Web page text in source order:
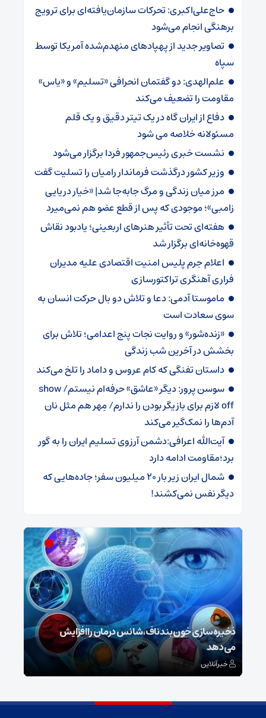
حاج‌علی‌اکبری: تحرکات سازمان‌یافته‌ای برای ترویج
برهنگی انجام می‌شود
تصاویر جدید از پهپادهای منهدم‌شده آمریکا توسط
سپاه
علم‌الهدی: دو گفتمان انحرافی «تسلیم» و «یاس»
مقاومت را تضعیف می‌کند
دفاع از ایران گاه در یک تیتر دقیق و یک قلم
مسئولانه خلاصه می شود
نشست خبری رئیس‌جمهور فردا برگزار می‌شود
وزیر کشور درگذشت فرماندار رامیان را تسلیت گفت
مرز میان زندگی و مرگ جابه‌جا شد| «خیار دریایی
زامبی»؛ موجودی که پس از قطع عضو هم نمی‌میرد
هفته‌ای تحت تأثیر هنرهای اربعینی؛ یادبود نقاش
قهوه‌خانه‌ای برگزار شد
اعلام جرم پلیس امنیت اقتصادی علیه مدیران
فراری آهنگری تراکتورسازی
ماموستا آدمی: دعا و تلاش دو بال حرکت انسان به
سوی سعادت است
«زنده‌شور» و روایت نجات پنج اعدامی؛ تلاش برای
بخشش در آخرین شب زندگی
داستان تفنگی که کام عروس و داماد را تلخ می‌کند
سوسن پرور: دیگر «عاشق» حرفه‌ام نیستم/ show
off لازم برای بازیگر بودن را ندارم/ مِهر هم مثل نان
آدم‌ها را نمک‌گیر می‌کند
آیت‌الله اعرافی:دشمن آرزوی تسلیم ایران را به گور
برد؛مقاومت ادامه دارد
شمال ایران زیر بار 20 میلیون سفر؛ جاده‌هایی که
دیگر نفس نمی‌کشند!
ذخیره‌سازی خون بند ناف، شانس درمان را افزایش
می‌دهد
خبرآنلاین